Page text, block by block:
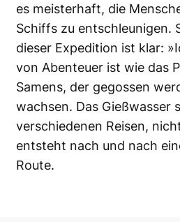
es meisterhaft, die
Schiffs zu entschleunigen.
dieser Expedition ist klar:
von Abenteuer ist wie das
Samens, der gegossen
wachsen. Das Gießwasser
verschiedenen Reisen,
entsteht nach und nach
Route.